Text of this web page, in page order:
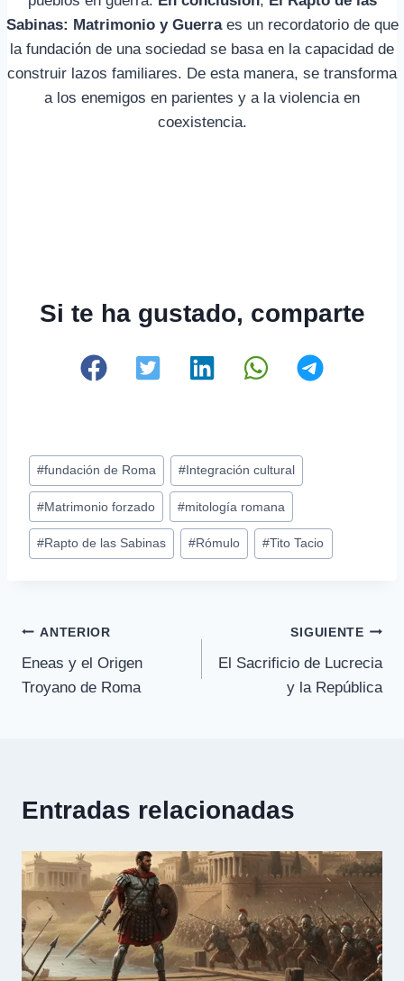
Sabinas: Matrimonio y Guerraes un recordatorio de que
la fundación de una sociedad se basa en la capacidad de
construir lazos familiares. De esta manera, se transforma
a los enemigos en parientes y a la violencia en
coexistencia.
Si te ha gustado, comparte
Etiquetas
de
la
entrada:
#fundación de Roma # Integración cultural
#Matrimonio forzado #mitología romana
#Rapto de las Sabinas #Rómulo #Tito Tacio
Navegación
de
ANTERIOR
Eneas y el Origen
Troyano de Roma
SIGUIENTE
El Sacrificio de Lucrecia
y la República
Entradas relacionadas